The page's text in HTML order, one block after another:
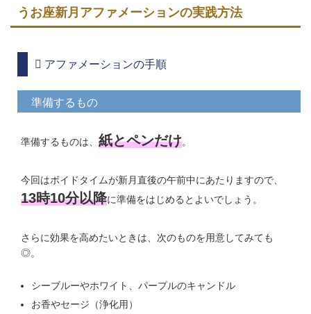
うお座新月アファメーションの実践方法
アファメーションの手順
準備するもの
準備するものは、 紙とペンだけ。
今回はボイドタイムが新月直後の午前中にあたりますので、
13時10分以降に準備をはじめるとよいでしょう。
さらに効果を高めたいときは、次のものを用意してみても
◎。
シーブルーやホワイト、パープルのキャンドル
お香やセージ（浄化用）